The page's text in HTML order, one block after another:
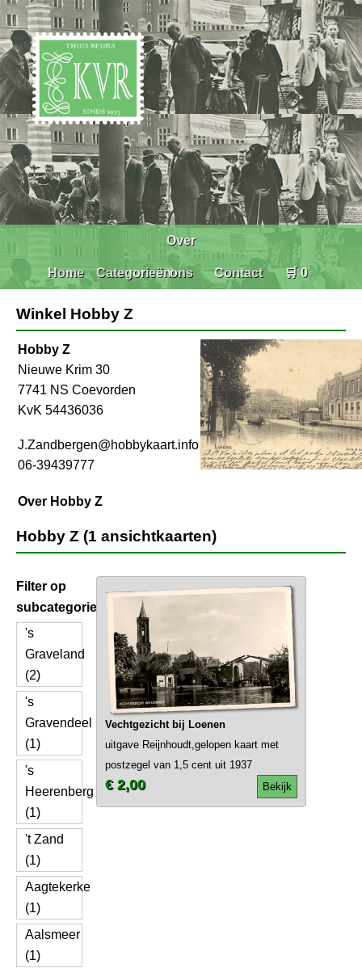
Home Categorieën
Over
ons Contact 🛒 0
Winkel Hobby Z
Hobby Z
Nieuwe Krim 30
7741 NS Coevorden
KvK 54436036
J.Zandbergen@hobbykaart.info
06-39439777
Over Hobby Z
Hobby Z (1 ansichtkaarten)
Filter op
subcategorie
's
Graveland
(2)
's
Gravendeel
(1)
's
Heerenberg
(1)
't Zand
(1)
Aagtekerke
(1)
Aalsmeer
(1)
Vechtgezicht bij Loenen
uitgave Reijnhoudt,gelopen kaart met
postzegel van 1,5 cent uit 1937
Bekijk
€ 2,00